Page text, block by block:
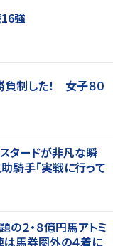
強
負制した！ 女子８０
スタードが非凡な瞬
手「実戦に行って
の２・８億円馬アトミ
馬券圏外の４着に